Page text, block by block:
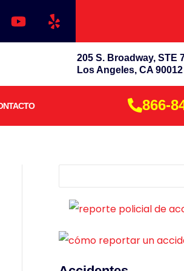
Y
o
u
b
e
Y
e
l
205 S. Broadway, STE
Los Angeles, CA 90012
866-
c